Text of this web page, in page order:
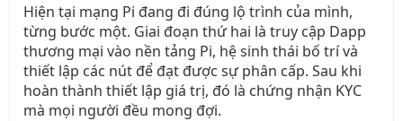
Hiện tại mạng Pi đang đi đúng lộ trình của mình,
từng bước một. Giai đoạn thứ hai là truy cập Dapp
thương mại vào nền tảng Pi, hệ sinh thái bố trí và
thiết lập các nút để đạt được sự phân cấp. Sau khi
hoàn thành thiết lập giá trị, đó là chứng nhận KYC
mà mọi người đều mong đợi.